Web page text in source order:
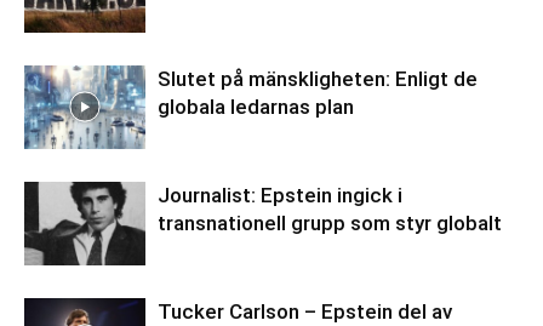
Slutet på mänskligheten: Enligt de
globala ledarnas plan
Journalist: Epstein ingick i
transnationell grupp som styr globalt
Tucker Carlson – Epstein del av